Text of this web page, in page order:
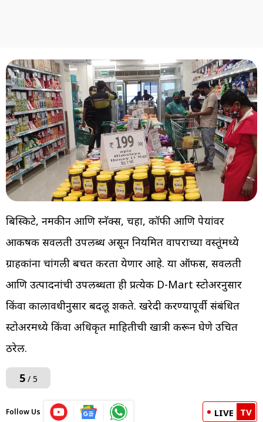
बिस्किटे, नमकीन आणि स्नॅक्स, चहा, कॉफी आणि पेयांवर
आकर्षक सवलती उपलब्ध असून नियमित वापराच्या वस्तूंमध्ये
ग्राहकांना चांगली बचत करता येणार आहे. या ऑफर्स, सवलती
आणि उत्पादनांची उपलब्धता ही प्रत्येक D-Mart स्टोअरनुसार
किंवा कालावधीनुसार बदलू शकते. खरेदी करण्यापूर्वी संबंधित
स्टोअरमध्ये किंवा अधिकृत माहितीची खात्री करून घेणे उचित
ठरेल.
5/ 5
Follow Us LIVE TV